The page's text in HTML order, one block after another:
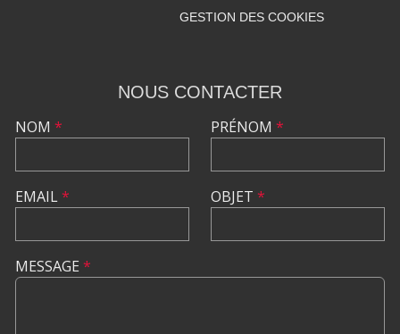
GESTION DES COOKIES
NOUS CONTACTER
NOM *
EMAIL*
PRÉNOM *
OBJET *
MESSAGE *